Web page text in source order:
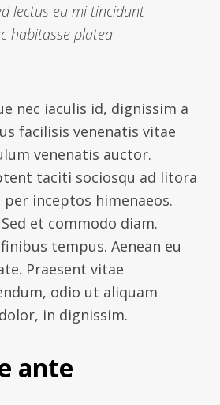
lectus eu mi tincidunt
habitasse platea
nec iaculis id, dignissim a
facilisis venenatis vitae
venenatis auctor.
taciti sociosqu ad litora
inceptos himenaeos.
et commodo diam.
tempus. Aenean eu
Praesent vitae
odio ut aliquam
in dignissim.
ante